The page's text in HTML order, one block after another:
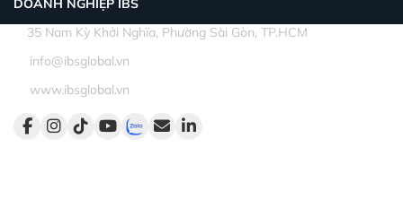
DOANH NGHIỆP IBS
35 Nam Kỳ Khởi Nghĩa, Phường Sài Gòn, TP.HCM
info@ibsglobal.vn
www.ibsglobal.vn